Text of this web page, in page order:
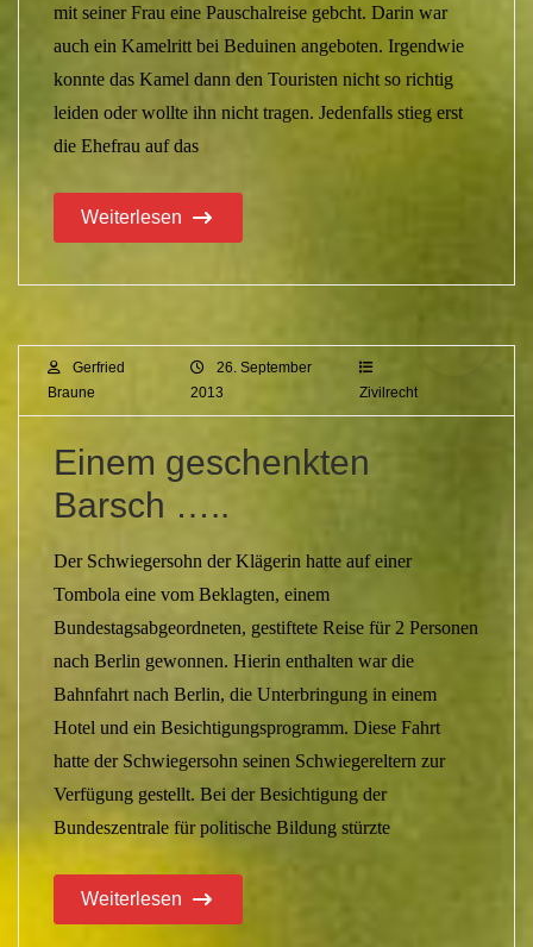
mit seiner Frau eine Pauschalreise gebcht. Darin war
auch ein Kamelritt bei Beduinen angeboten. Irgendwie
konnte das Kamel dann den Touristen nicht so richtig
leiden oder wollte ihn nicht tragen. Jedenfalls stieg erst
die Ehefrau auf das
Weiterlesen
Gerfried
Braune
26. September
2013
Zivilrecht
Einem geschenkten
Barsch …..
Der Schwiegersohn der Klägerin hatte auf einer
Tombola eine vom Beklagten, einem
Bundestagsabgeordneten, gestiftete Reise für 2 Personen
nach Berlin gewonnen. Hierin enthalten war die
Bahnfahrt nach Berlin, die Unterbringung in einem
Hotel und ein Besichtigungsprogramm. Diese Fahrt
hatte der Schwiegersohn seinen Schwiegereltern zur
Verfügung gestellt. Bei der Besichtigung der
Bundeszentrale für politische Bildung stürzte
Weiterlesen